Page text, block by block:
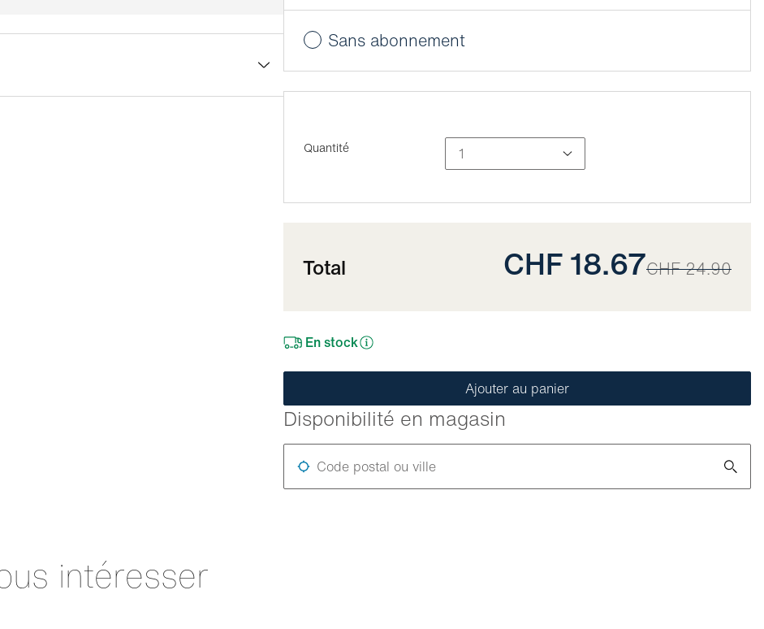
Sans abonnement
Quantité
Total CHF 18.67CHF 24.90
En stock
Ajouter au panier
Disponibilité en magasin
Code postal ou ville
intéresser